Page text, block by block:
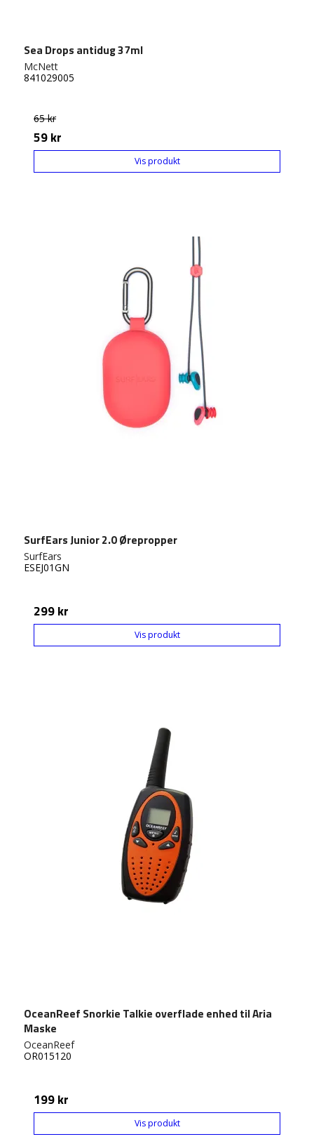
Sea Drops antidug 37ml
McNett
841029005
65 kr
59 kr
Vis produkt
SurfEars Junior 2.0 Ørepropper
SurfEars
ESEJ01GN
299 kr
Vis produkt
OceanReef Snorkie Talkie overflade enhed til Aria
Maske
OceanReef
OR015120
199 kr
Vis produkt